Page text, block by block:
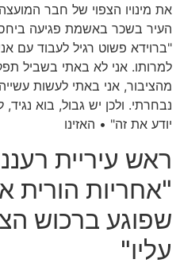
את מינויו הצפוי של חבר
העיר בשכר באשמת פגיעה
"ברוידא פשוט רגיל לעבוד עם
למרותו. אני לא באתי בשביל
מהציבור, אני באתי לעשות
נבחרתי. ולכן יש גבול, בוא
יודע את זה" • האזינו
ראש עיריית
"אחריות הורית
שפוגע ברכוש
עליו"